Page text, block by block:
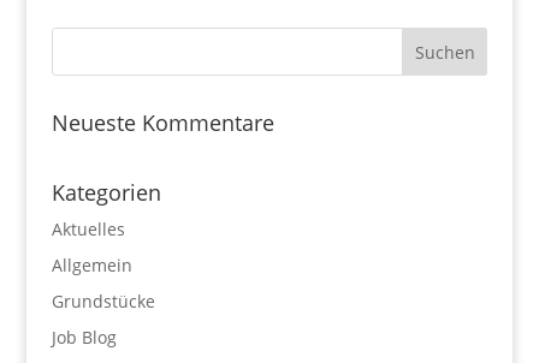
Neueste Kommentare
Kategorien
Aktuelles
Allgemein
Grundstücke
Job Blog